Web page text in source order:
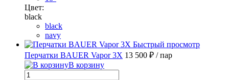
Цвет:
black
black
navy
Быстрый просмотр
Перчатки BAUER Vapor 3X 13 500 ₽ / пар
В корзину